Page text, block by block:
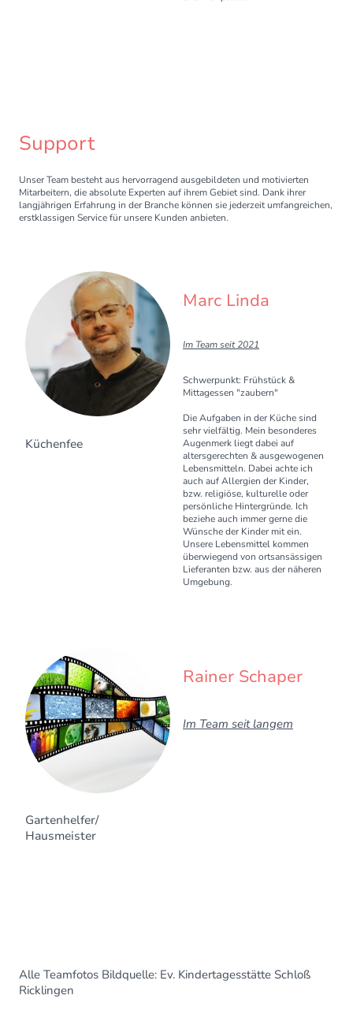
Support
Unser Team besteht aus hervorragend ausgebildeten und motivierten
Mitarbeitern, die absolute Experten auf ihrem Gebiet sind. Dank ihrer
langjährigen Erfahrung in der Branche können sie jederzeit umfangreichen,
erstklassigen Service für unsere Kunden anbieten.
Küchenfee
Marc Linda
Im Team seit 2021
Schwerpunkt: Frühstück &
Mittagessen "zaubern"
Die Aufgaben in der Küche sind
sehr vielfältig. Mein besonderes
Augenmerk liegt dabei auf
altersgerechten & ausgewogenen
Lebensmitteln. Dabei achte ich
auch auf Allergien der Kinder,
bzw. religiöse, kulturelle oder
persönliche Hintergründe. Ich
beziehe auch immer gerne die
Wünsche der Kinder mit ein.
Unsere Lebensmittel kommen
überwiegend von ortsansässigen
Lieferanten bzw. aus der näheren
Umgebung.
Gartenhelfer/
Hausmeister
Rainer Schaper
Im Team seit langem
Alle Teamfotos Bildquelle: Ev. Kindertagesstätte Schloß
Ricklingen